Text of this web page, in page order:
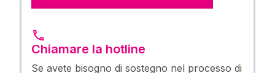
Chiamare la hotline
Se avete bisogno di sostegno nel processo di